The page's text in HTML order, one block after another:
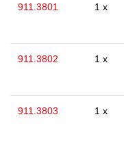
911.3801 1 x
911.3802 1 x
911.3803 1 x